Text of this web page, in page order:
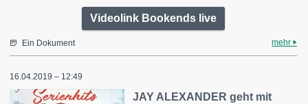
Videolink Bookends live
Ein Dokument mehr
16.04.2019 – 12:49
JAY ALEXANDER geht mit